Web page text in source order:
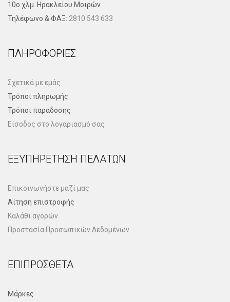
10ο χλμ. Ηρακλείου Μοιρών
Τηλέφωνo & ΦΑΞ: 2810 543 633
ΠΛΗΡΟΦΟΡΊΕΣ
Σχετικά με εμάς
Τρόποι πληρωμής
Τρόποι παράδοσης
Είσοδος στο λογαριασμό σας
ΕΞΥΠΗΡΈΤΗΣΗ ΠΕΛΑΤΏΝ
Επικοινωνήστε μαζί μας
Αίτηση επιστροφής
Καλάθι αγορών
Προστασία Προσωπικών Δεδομένων
ΕΠΙΠΡΌΣΘΕΤΑ
Μάρκες